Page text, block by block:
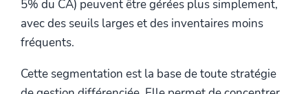
5% du CA) peuvent être gérées plus simplement,
avec des seuils larges et des inventaires moins
fréquents.
Cette segmentation est la base de toute stratégie